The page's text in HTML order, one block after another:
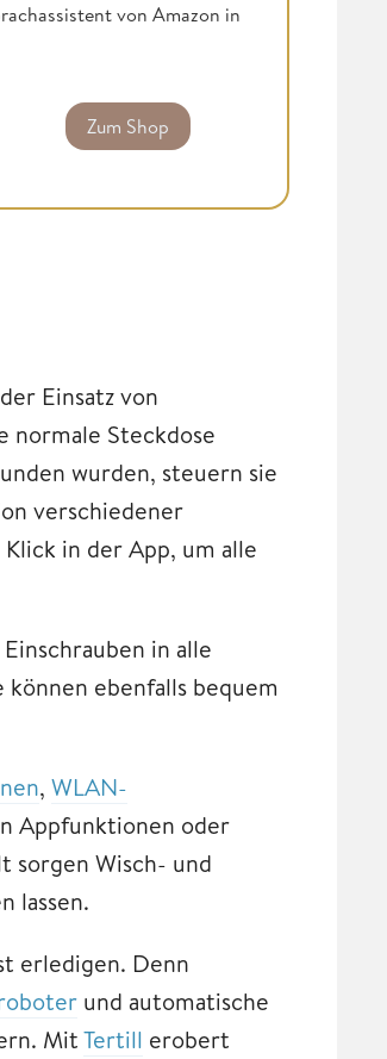
von Amazon in
Zum Shop
Einsatz von
normale Steckdose
wurden, steuern sie
verschiedener
in der App, um alle
in alle
ebenfalls bequem
, WLAN-
Appfunktionen oder
sorgen Wisch- und
lassen.
erledigen. Denn
und automatische
MitTertill erobert